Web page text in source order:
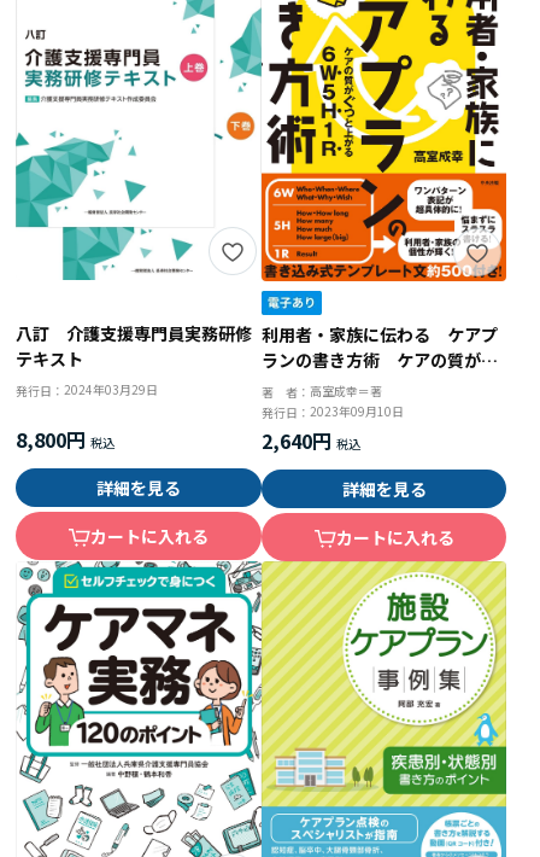
八訂 介護支援専門員実務研修
テキスト
発行日：2024年03月29日
8,800円
詳細を見る
カートに入れる
利用者・家族に伝わる ケアプ
ランの書き方術 ケアの質がぐ
っと上がる６Ｗ５Ｈ１Ｒ
著 者： 高室成幸＝著
発行日： 2023年09月10日
2,640円
詳細を見る
カートに入れる